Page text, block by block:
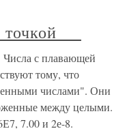
точкой
с плавающей
тому, что
числами". Они
между целыми.
7.00 и 2е-8.